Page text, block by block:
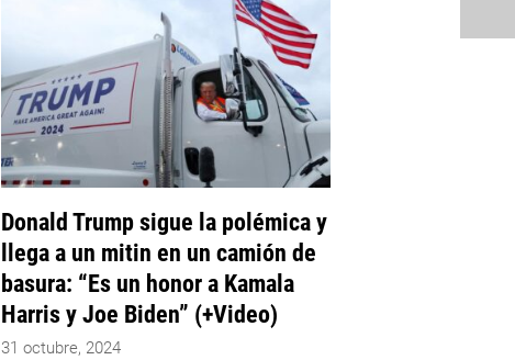
Donald Trump sigue la polémica y
llega a un mitin en un camión de
basura: “Es un honor a Kamala
Harris y Joe Biden” (+Video)
31 octubre, 2024